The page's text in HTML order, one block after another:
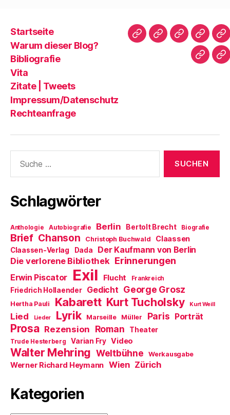
Startseite
Warum dieser Blog?
Bibliografie
Vita
Zitate | Tweets
Impressum/Datenschutz
Rechteanfrage
Startseite
WarumBibliografie
Vita
|
nach:
Schlagwörter
Anthologie Autobiografie Berlin Bertolt Brecht Biografie
Brief Chanson Christoph Buchwald Claassen
Claassen-Verlag Dada Der Kaufmann von Berlin
Die verlorene Bibliothek Erinnerungen
Erwin Piscator Exil Flucht Frankreich
Friedrich Hollaender Gedicht George Grosz
Hertha Pauli Kabarett Kurt Tucholsky Kurt Weill
Lied Lieder Lyrik Marseille Müller Paris Porträt
Prosa Rezension Roman Theater
Trude Hesterberg Varian Fry Video
Walter Mehring Weltbühne Werkausgabe
Werner Richard Heymann Wien Zürich
Kategorien